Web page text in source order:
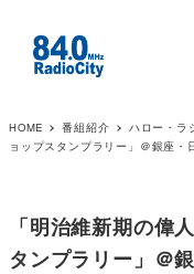
HOME 番組紹介 ハロー・ラ
ョップスタンプラリー」＠銀座・
「明治維新期の偉
タンプラリー」＠